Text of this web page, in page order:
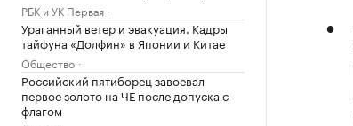
РБК и УК Первая
Ураганный ветер и эвакуация. Кадры
тайфуна «Долфин» в Японии и Китае
Общество
Российский пятиборец завоевал
первое золото на ЧЕ после допуска с
флагом